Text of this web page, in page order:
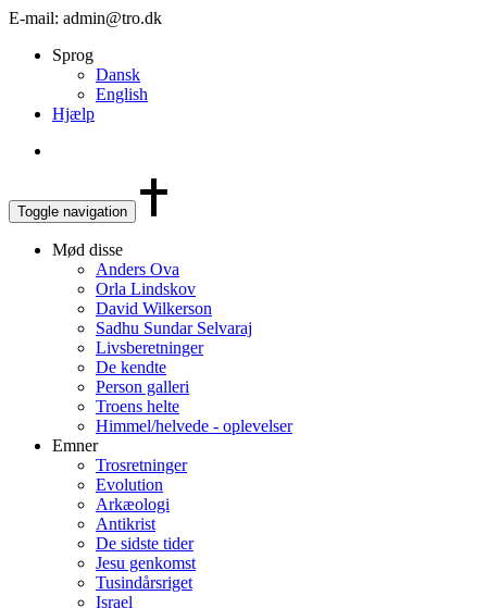
E-mail: admin@tro.dk
Sprog
Dansk
English
Hjælp
Toggle navigation
Mød disse
Anders Ova
Orla Lindskov
David Wilkerson
Sadhu Sundar Selvaraj
Livsberetninger
De kendte
Person galleri
Troens helte
Himmel/helvede - oplevelser
Emner
Trosretninger
Evolution
Arkæologi
Antikrist
De sidste tider
Jesu genkomst
Tusindårsriget
Israel